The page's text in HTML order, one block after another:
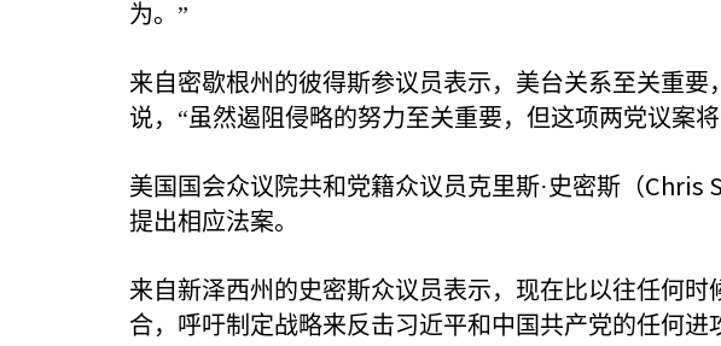
为。”
来自密歇根州的彼得斯参议员表示，美台关系至关重
说，“虽然遏阻侵略的努力至关重要，但这项两党议案
美国国会众议院共和党籍众议员克里斯·史密斯（Chris
提出相应法案。
来自新泽西州的史密斯众议员表示，现在比以往任何
合，呼吁制定战略来反击习近平和中国共产党的任何进